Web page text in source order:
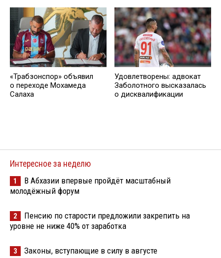
«Трабзонспор» объявил
о переходе Мохамеда
Салаха
Удовлетворены: адвокат
Заболотного высказалась
о дисквалификации
Интересное за неделю
1
В Абхазии впервые пройдёт масштабный
молодёжный форум
2
Пенсию по старости предложили закрепить на
уровне не ниже 40% от заработка
3 Законы, вступающие в силу в августе